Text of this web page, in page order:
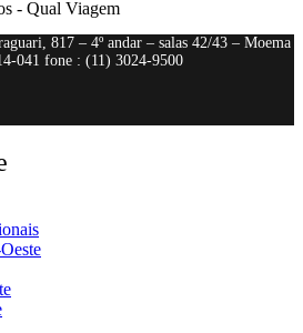
- Qual Viagem
817 – 4º andar – salas 42/43 – Moema
041 fone : (11) 3024-9500